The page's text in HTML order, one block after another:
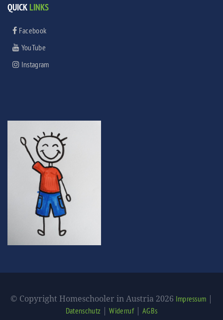
QUICKLINKS
Facebook
YouTube
Instagram
© Copyright Homeschooler in Austria 2026 Impressum |
Datenschutz |Widerruf| AGBs